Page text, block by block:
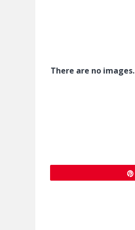
There are no images.